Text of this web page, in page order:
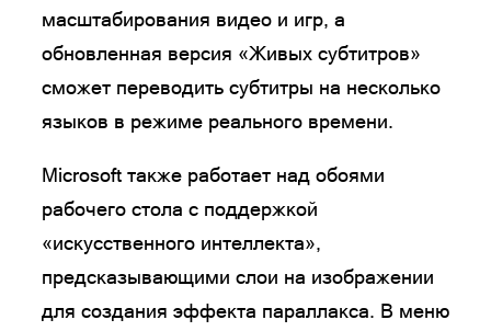
масштабирования видео и игр, а
обновленная версия «Живых субтитров»
сможет переводить субтитры на несколько
языков в режиме реального времени.
Microsoft также работает над обоями
рабочего стола с поддержкой
«искусственного интеллекта»,
предсказывающими слои на изображении
для создания эффекта параллакса. В меню